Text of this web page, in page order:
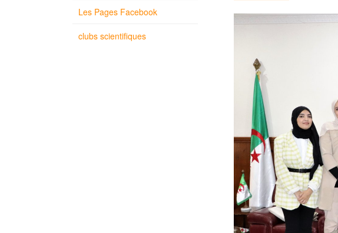
Les Pages Facebook
clubs scientifiques